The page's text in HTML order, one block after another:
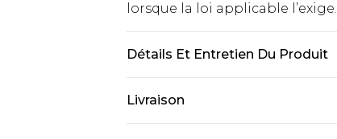
lorsque la loi applicable l’exige.
Détails Et Entretien Du Produit
Livraison